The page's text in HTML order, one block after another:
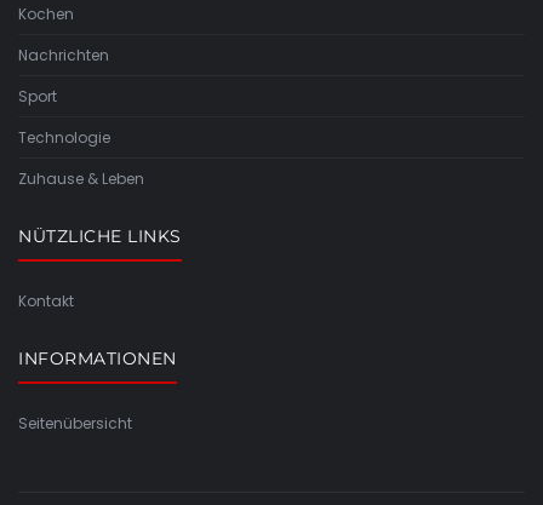
Kochen
Nachrichten
Sport
Technologie
Zuhause & Leben
NÜTZLICHE LINKS
Kontakt
INFORMATIONEN
Seitenübersicht